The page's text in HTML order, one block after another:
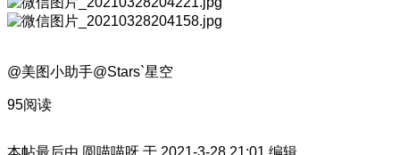
@美图小助手@Stars`星空
95阅读
本帖最后由 圆喵喵呀 于 2021-3-28 21:01 编辑